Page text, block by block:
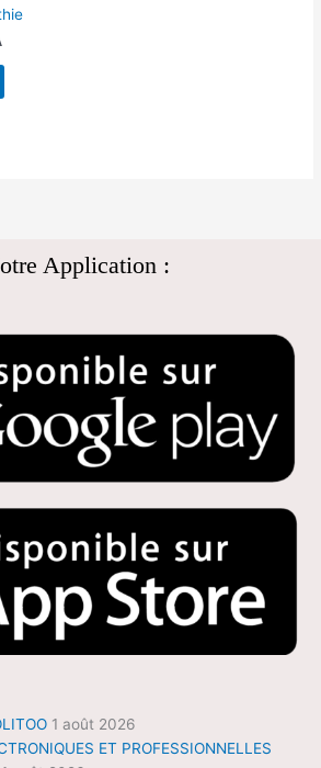
Application :
1 août 2026
ET PROFESSIONNELLES